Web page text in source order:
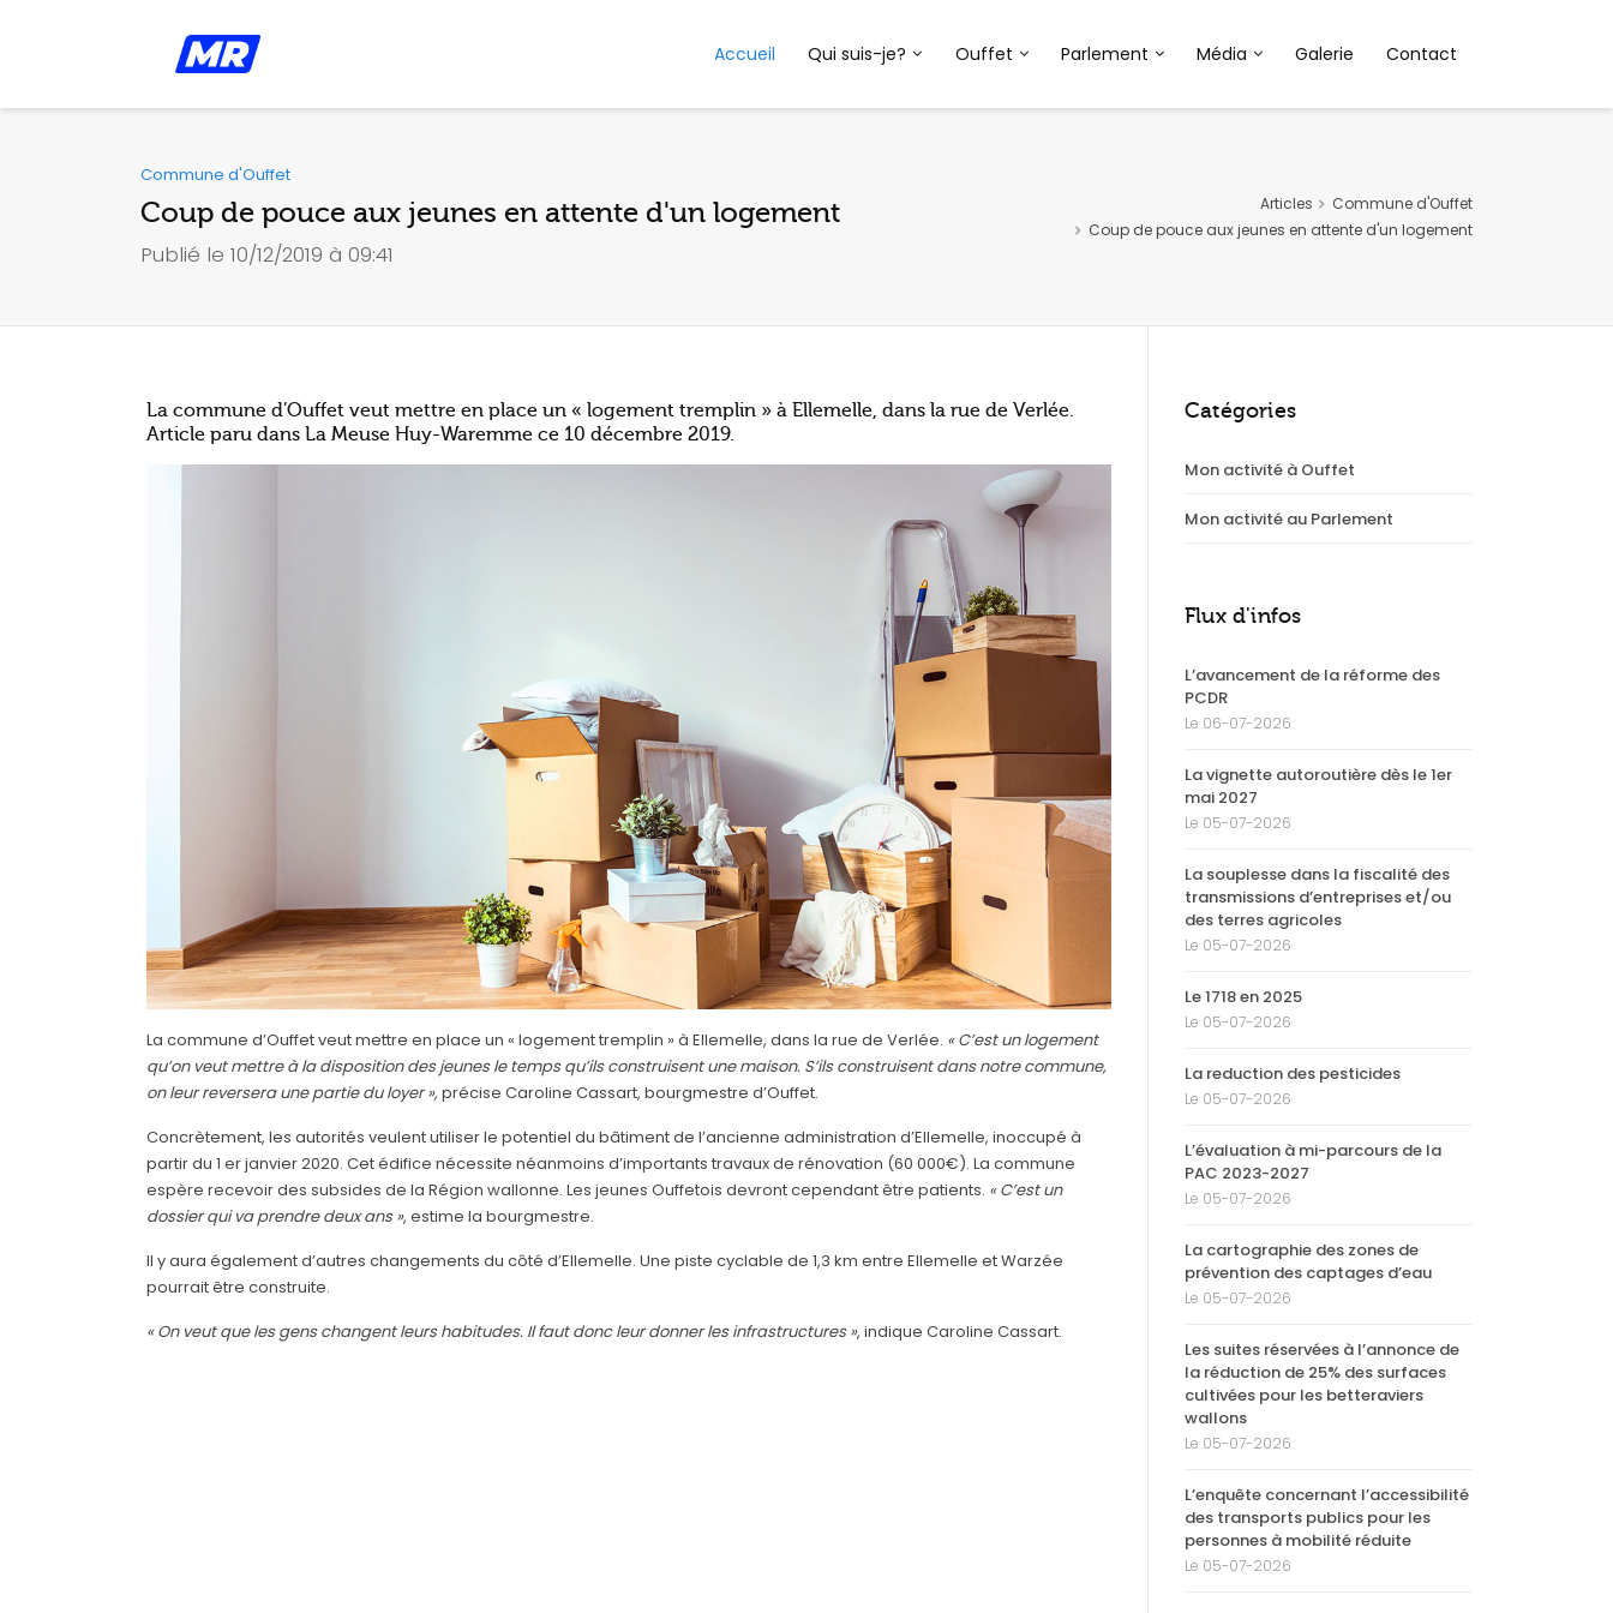
Accueil Qui suis-je? Ouffet Parlement Média Galerie Contact
Commune d'Ouffet
Coup de pouce aux jeunes en attente d'un logement
Publié le 10/12/2019 à 09:41
Articles
Commune d'Ouffet
Coup de pouce aux jeunes en attente d'un logement
La commune d’Ouffet veut mettre en place un « logement tremplin » à Ellemelle, dans la rue de Verlée.
Article paru dans La Meuse Huy-Waremme ce 10 décembre 2019.
La commune d’Ouffet veut mettre en place un « logement tremplin » à Ellemelle, dans la rue de Verlée. « C’est un logement
qu’on veut mettre à la disposition des jeunes le temps qu’ils construisent une maison. S’ils construisent dans notre commune,
on leur reversera une partie du loyer »,précise Caroline Cassart, bourgmestre d’Ouffet.
Concrètement, les autorités veulent utiliser le potentiel du bâtiment de l’ancienne administration d’Ellemelle, inoccupé à
partir du 1 er janvier 2020. Cet édifice nécessite néanmoins d’importants travaux de rénovation (60 000€). La commune
espère recevoir des subsides de la Région wallonne. Les jeunes Ouffetois devront cependant être patients. « C’est un
dossier qui va prendre deux ans », estime la bourgmestre.
Il y aura également d’autres changements du côté d’Ellemelle. Une piste cyclable de 1,3 km entre Ellemelle et Warzée
pourrait être construite.
« On veut que les gens changent leurs habitudes. Il faut donc leur donner les infrastructures », indique Caroline Cassart.
Catégories
Mon activité à Ouffet
Mon activité au Parlement
Flux d'infos
L’avancement de la réforme des
PCDR
Le 06-07-2026
La vignette autoroutière dès le 1er
mai 2027
Le 05-07-2026
La souplesse dans la fiscalité des
transmissions d’entreprises et/ou
des terres agricoles
Le 05-07-2026
Le 1718 en 2025
Le 05-07-2026
La reduction des pesticides
Le 05-07-2026
L’évaluation à mi-parcours de la
PAC 2023-2027
Le 05-07-2026
La cartographie des zones de
prévention des captages d’eau
Le 05-07-2026
Les suites réservées à l’annonce de
la réduction de 25% des surfaces
cultivées pour les betteraviers
wallons
Le 05-07-2026
L’enquête concernant l’accessibilité
des transports publics pour les
personnes à mobilité réduite
Le 05-07-2026